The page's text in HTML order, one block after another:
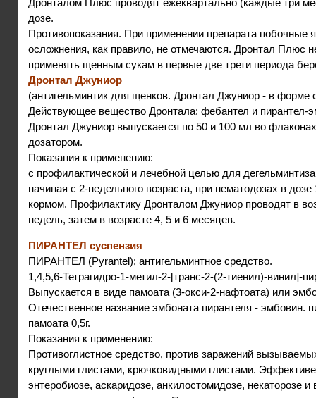
Дронталом Плюс проводят ежеквартально (каждые три
дозе.
Противопоказания. При применении препарата побочные
осложнения, как правило, не отмечаются. Дронтал Плюс
применять щенным сукам в первые две трети периода
Дронтал Джуниор
(антигельминтик для щенков. Дронтал Джуниор - в форме
Действующее вещество Дронтала: фебантел и пирантел-
Дронтал Джуниор выпускается по 50 и 100 мл во
дозатором.
Показания к применению:
с профилактической и лечебной целью для
начиная с 2-недельного возраста, при нематодозах в дозе
кормом. Профилактику Дронталом Джуниор проводят в
недель, затем в возрасте 4, 5 и 6 месяцев.
ПИРАНТЕЛ суспензия
ПИРАНТЕЛ (Руrantel); антигельминтное средство.
1,4,5,6-Тетрагидро-1-метил-2-[транс-2-(2-тиенил)-винил]-
Выпускается в виде памоата (3-окси-2-нафтоата) или
Отечественное название эмбоната пирантеля - эмбовин.
памоата 0,5г.
Показания к применению:
Противоглистное средство, против заражений
круглыми глистами, крючковидными глистами.
энтеробиозе, аскаридозе, анкилостомидозе, некаторозе